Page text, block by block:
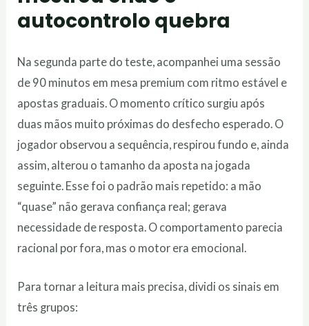
autocontrolo quebra
Na segunda parte do teste, acompanhei uma sessão
de 90 minutos em mesa premium com ritmo estável e
apostas graduais. O momento crítico surgiu após
duas mãos muito próximas do desfecho esperado. O
jogador observou a sequência, respirou fundo e, ainda
assim, alterou o tamanho da aposta na jogada
seguinte. Esse foi o padrão mais repetido: a mão
“quase” não gerava confiança real; gerava
necessidade de resposta. O comportamento parecia
racional por fora, mas o motor era emocional.
Para tornar a leitura mais precisa, dividi os sinais em
três grupos: